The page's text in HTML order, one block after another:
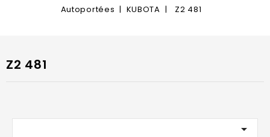
Autoportées
KUBOTA Z2 481
Z2 481
